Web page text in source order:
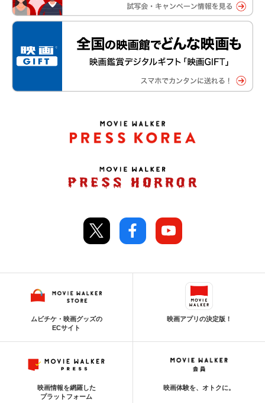
ムビチケ・映画グッズの
ECサイト
映画アプリの決定版！
映画情報を網羅した
プラットフォーム
映画体験を、オトクに。